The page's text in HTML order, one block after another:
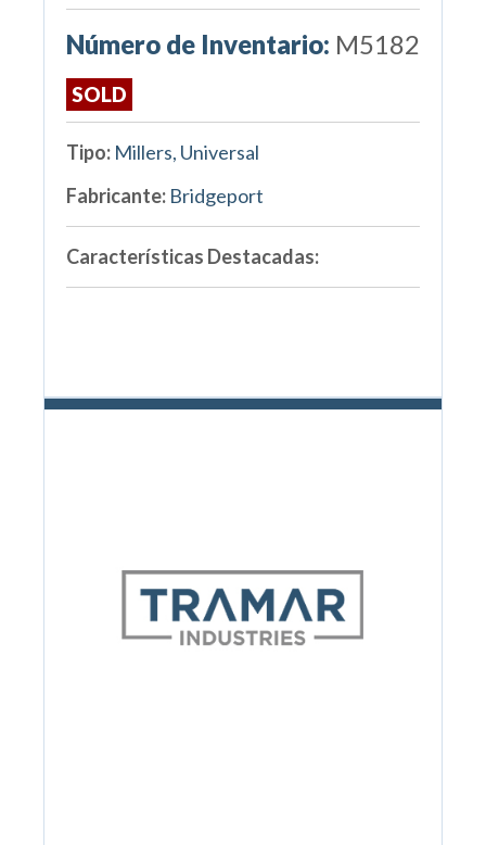
Número de Inventario: M5182
SOLD
Tipo: Millers, Universal
Fabricante: Bridgeport
Características Destacadas: